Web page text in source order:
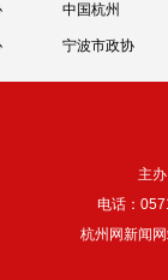
中国杭州
宁波市政协
主
电话：
杭州网新闻